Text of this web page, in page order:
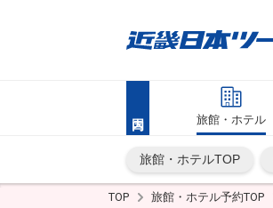
旅館・ホテル
旅館・ホテルTOP
TOP 旅館・ホテル予約TOP